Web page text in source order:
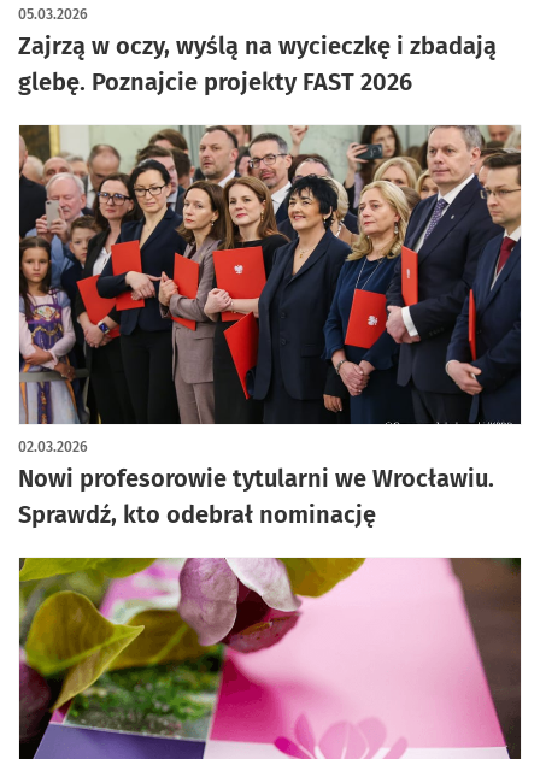
Zajrzą w oczy, wyślą na wycieczkę i zbadają
glebę. Poznajcie projekty FAST 2026
05.03.2026
Nowi profesorowie tytularni we Wrocławiu.
Sprawdź, kto odebrał nominację
02.03.2026